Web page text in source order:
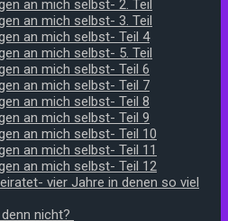
an mich selbst- 2. Teil
an mich selbst- 3. Teil
an mich selbst- Teil 4
an mich selbst- 5. Teil
an mich selbst- Teil 6
an mich selbst- Teil 7
an mich selbst- Teil 8
an mich selbst- Teil 9
an mich selbst- Teil 10
an mich selbst- Teil 11
an mich selbst- Teil 12
vier Jahre in denen so viel
nicht?